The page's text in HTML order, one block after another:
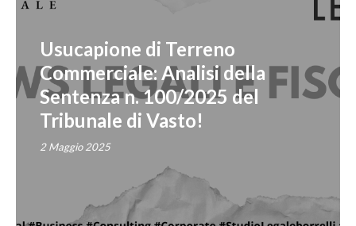
Usucapione di Terreno
Commerciale: Analisi della
Sentenza n. 100/2025 del
Tribunale di Vasto!
2 Maggio 2025